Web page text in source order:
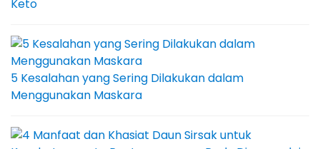
Keto
5 Kesalahan yang Sering Dilakukan dalam
Menggunakan Maskara